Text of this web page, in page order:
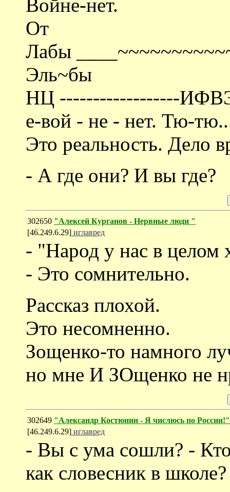
Войне-нет.
От
Лабы
Эль~бы
НЦ ------------------
e-вой - не - нет. Тю-
Это реальность. Дело
- А где они? И вы где?
302650 "Алексей Курганов - Нервные люди "
[46.249.6.29] иглавред
- "Народ у нас в
- Это сомнительно.
Рассказ плохой.
Это несомненно.
Зощенко-то намного
но мне И ЗОщенко не
302649 "Александр Костюнин - Я числюсь по России!"
[46.249.6.29] иглавред
- Вы с ума сошли? - Кто
как словесник в школе?